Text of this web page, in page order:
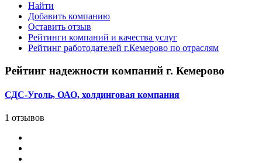
Найти
Добавить компанию
Оставить отзыв
Рейтинги компаний и качества услуг
Рейтинг работодателей г.Кемерово по отраслям
Рейтинг надежности компаний г. Кемерово
СДС-Уголь, ОАО, холдинговая компания
1 отзывов